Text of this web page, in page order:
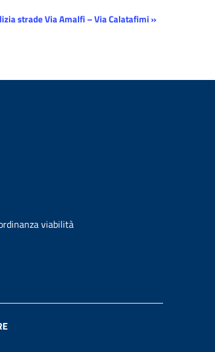
strade Via Amalfi – Via Calatafimi»
viabilità